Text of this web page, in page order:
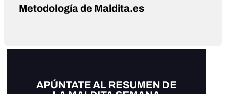
Metodología de Maldita.es